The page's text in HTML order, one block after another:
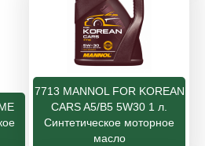
7713 MANNOL FOR KOREAN
CARS A5/B5 5W30 1 л.
Синтетическое моторное
масло